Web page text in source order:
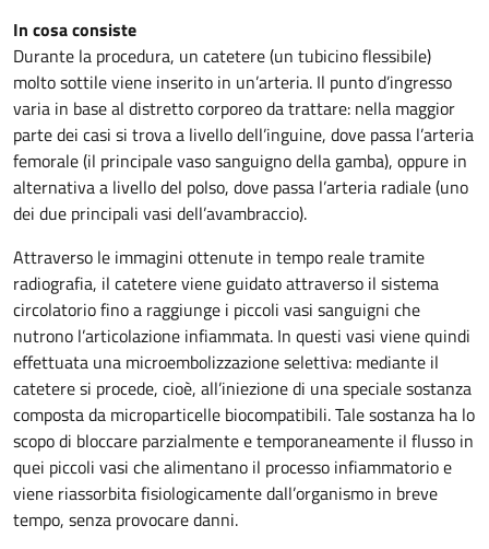
In cosa consiste
Durante la procedura, un catetere (un tubicino flessibile)
molto sottile viene inserito in un’arteria. Il punto d’ingresso
varia in base al distretto corporeo da trattare: nella maggior
parte dei casi si trova a livello dell’inguine, dove passa l’arteria
femorale (il principale vaso sanguigno della gamba), oppure in
alternativa a livello del polso, dove passa l’arteria radiale (uno
dei due principali vasi dell’avambraccio).
Attraverso le immagini ottenute in tempo reale tramite
radiografia, il catetere viene guidato attraverso il sistema
circolatorio fino a raggiunge i piccoli vasi sanguigni che
nutrono l’articolazione infiammata. In questi vasi viene quindi
effettuata una microembolizzazione selettiva: mediante il
catetere si procede, cioè, all’iniezione di una speciale sostanza
composta da microparticelle biocompatibili. Tale sostanza ha lo
scopo di bloccare parzialmente e temporaneamente il flusso in
quei piccoli vasi che alimentano il processo infiammatorio e
viene riassorbita fisiologicamente dall’organismo in breve
tempo, senza provocare danni.